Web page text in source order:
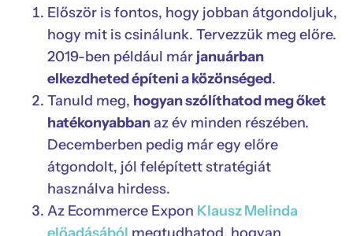
Először is fontos, hogy jobban átgondoljuk,
hogy mit is csinálunk. Tervezzük meg előre.
2019-ben például már januárban
elkezdheted építeni a közönséged.
Tanuld meg, hogyan szólíthatod meg őket
hatékonyabbanaz év minden részében.
Decemberben pedig már egy előre
átgondolt, jól felépített stratégiát
használva hirdess.
Az Ecommerce Expon Klausz Melinda